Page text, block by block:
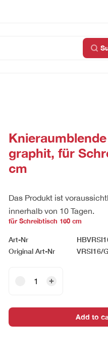
Knieraumblende
graphit, für
cm
Das Produkt ist
innerhalb von 10 Tagen.
für Schreibtisch 160 cm
Art-Nr
Original Art-Nr
VRSI16/G
für
Schreibtisch
Add to